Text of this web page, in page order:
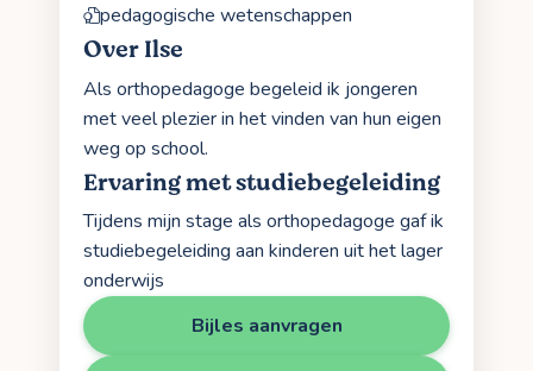
pedagogische wetenschappen
Over Ilse
Als orthopedagoge begeleid ik jongeren
met veel plezier in het vinden van hun eigen
weg op school.
Ervaring met studiebegeleiding
Tijdens mijn stage als orthopedagoge gaf ik
studiebegeleiding aan kinderen uit het lager
onderwijs
Bijles aanvragen